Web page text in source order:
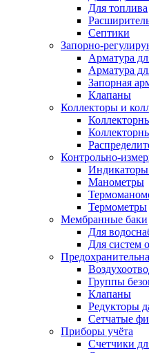
Для топлива
Септики
Запорно-
Арматура
Арматура
Запорная
Клапаны
Коллекторы и
Контрольно-
Индикаторы
Манометры
Термометры
Мембранные баки
Для
Для систем
Группы
Клапаны
Редукторы
Сетчатые
Приборы учёта
Счетчики